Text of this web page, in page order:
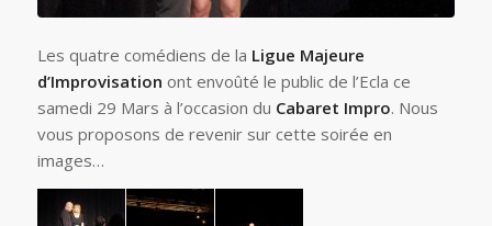
Les quatre comédiens de la Ligue Majeure
d’Improvisation ont envoûté le public de l’Ecla ce
samedi 29 Mars à l’occasion du Cabaret Impro. Nous
vous proposons de revenir sur cette soirée en
images…